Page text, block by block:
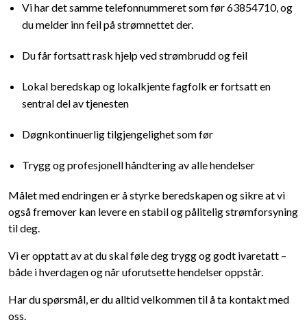
Vi har det samme telefonnummeret som før 63854710, og
du melder inn feil på strømnettet der.
Du får fortsatt rask hjelp ved strømbrudd og feil
Lokal beredskap og lokalkjente fagfolk er fortsatt en
sentral del av tjenesten
Døgnkontinuerlig tilgjengelighet som før
Trygg og profesjonell håndtering av alle hendelser
Målet med endringen er å styrke beredskapen og sikre at vi
også fremover kan levere en stabil og pålitelig strømforsyning
til deg.
Vi er opptatt av at du skal føle deg trygg og godt ivaretatt –
både i hverdagen og når uforutsette hendelser oppstår.
Har du spørsmål, er du alltid velkommen til å ta kontakt med
oss.